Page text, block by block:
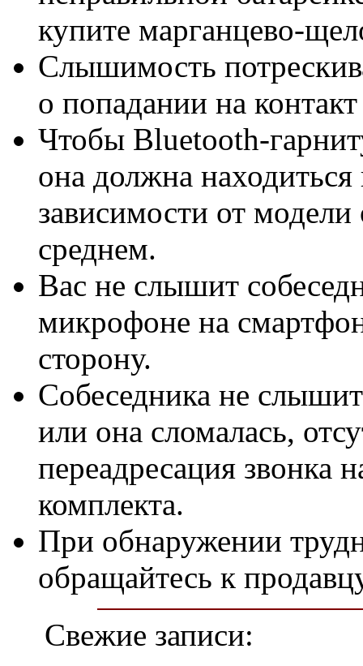
купите марганцево-
Слышимость
о попадании на
Чтобы Bluetooth-
она должна
зависимости от
среднем.
Вас не слышит
микрофоне на
сторону.
Собеседника не
или она сломалась,
переадресация звонка
комплекта.
При обнаружении
обращайтесь к
Свежие записи: